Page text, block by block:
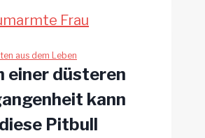
Hund
endlich
echtes
Zuhause
aus dem Leben
einer düsteren
kann
Pitbull